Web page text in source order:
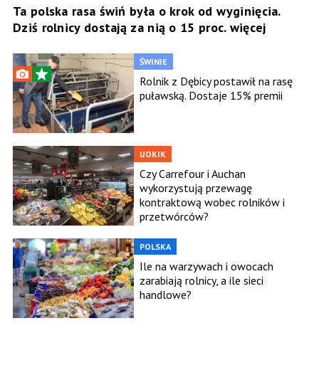
Ta polska rasa świń była o krok od wyginięcia.
Dziś rolnicy dostają za nią o 15 proc. więcej
ŚWINIE
Rolnik z Dębicy postawił na rasę
puławską. Dostaje 15% premii
UOKIK
Czy Carrefour i Auchan
wykorzystują przewagę
kontraktową wobec rolników i
przetwórców?
POLSKA
Ile na warzywach i owocach
zarabiają rolnicy, a ile sieci
handlowe?